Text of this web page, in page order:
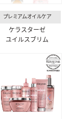
プレミアムオイルケア
ケラスターゼ
ユイルスブリム